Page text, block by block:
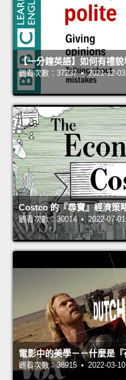
【一分鐘英語】如何有禮
觀看次數：37237 • 2021-12-03
Costco 的『尋寶』經濟策
觀看次數：30014 • 2022-07-01
電影中的美學－－什麼是『
觀看次數：38915 • 2022-03-10